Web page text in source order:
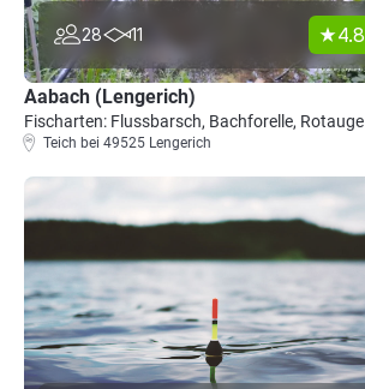
28 11 4.8
Aabach (Lengerich)
Fischarten: Flussbarsch, Bachforelle, Rotauge
Teich bei 49525 Lengerich